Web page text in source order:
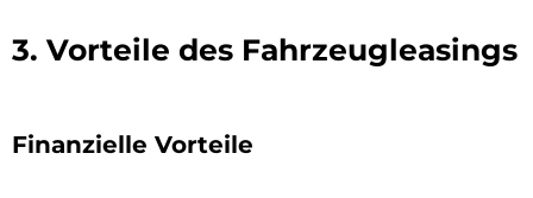
3. Vorteile des Fahrzeugleasings
Finanzielle Vorteile